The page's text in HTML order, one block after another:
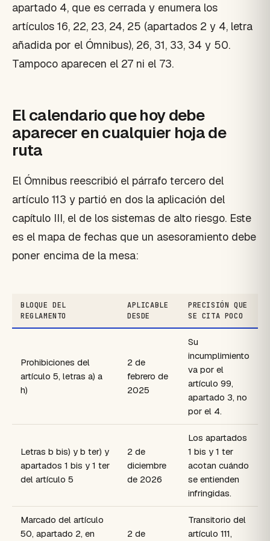
apartado 4, que es cerrada y enumera los
artículos 16, 22, 23, 24, 25 (apartados 2 y 4, letra
añadida por el Ómnibus), 26, 31, 33, 34 y 50.
Tampoco aparecen el 27 ni el 73.
El calendario que hoy debe
aparecer en cualquier hoja de
ruta
El Ómnibus reescribió el párrafo tercero del
artículo 113 y partió en dos la aplicación del
capítulo III, el de los sistemas de alto riesgo. Este
es el mapa de fechas que un asesoramiento debe
poner encima de la mesa:
BLOQUE DEL
REGLAMENTO
APLICABLE
DESDE
PRECISIÓN QUE
SE CITA POCO
Prohibiciones del
artículo 5, letras a) a
h)
2 de
febrero de
2025
Su
incumplimiento
va por el
artículo 99,
apartado 3, no
por el 4.
Letras b bis) y b ter) y
apartados 1 bis y 1 ter
del artículo 5
2 de
diciembre
de 2026
Los apartados
1 bis y 1 ter
acotan cuándo
se entienden
infringidas.
Marcado del artículo
50, apartado 2, en
2 de
Transitorio del
artículo 111,